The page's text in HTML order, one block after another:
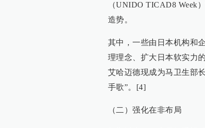
（UNIDO TICAD8 Week
造势。
其中，一些由日本机构和
理理念、扩大日本软实力
艾哈迈德现成为马卫生部
手歌”。[4]
（二）强化在非布局